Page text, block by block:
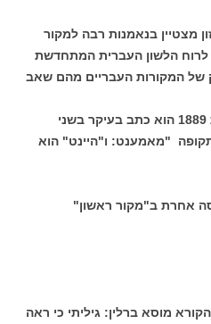
מצטיין בנאמנות רבה למקור
לרוח הלשון העברית המתחדשת
של המקורות העבריים מהם שאב
ב. יאושזון נולד בווארשה בשנת 1889 הוא כתב בעיקר בשני
"מאמענט: ו"היינט" הוא
אחרת ב"מקור ראשון"
מוסא ברלין: גיליתי כי ראה